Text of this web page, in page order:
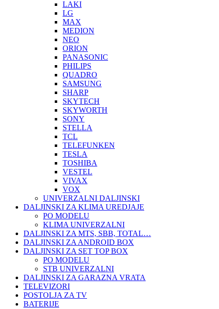
LAKI
LG
MAX
MEDION
NEO
ORION
PANASONIC
PHILIPS
QUADRO
SAMSUNG
SHARP
SKYTECH
SKYWORTH
SONY
STELLA
TCL
TELEFUNKEN
TESLA
TOSHIBA
VESTEL
VIVAX
VOX
UNIVERZALNI DALJINSKI
DALJINSKI ZA KLIMA UREDJAJE
PO MODELU
KLIMA UNIVERZALNI
DALJINSKI ZA MTS, SBB, TOTAL…
DALJINSKI ZA ANDROID BOX
DALJINSKI ZA SET TOP BOX
PO MODELU
STB UNIVERZALNI
DALJINSKI ZA GARAZNA VRATA
TELEVIZORI
POSTOLJA ZA TV
BATERIJE